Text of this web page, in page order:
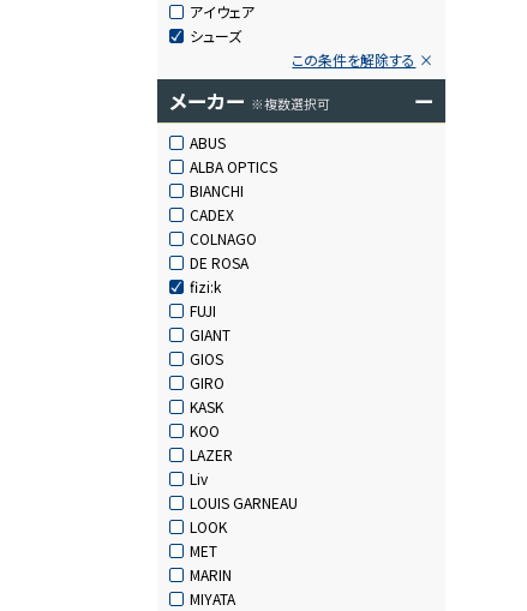
アイウェア
シューズ
この条件を解除する
メーカー ※複数選択可 ー
ABUS
ALBA OPTICS
BIANCHI
CADEX
COLNAGO
DE ROSA
fizi:k
FUJI
GIANT
GIOS
GIRO
KASK
KOO
LAZER
Liv
LOUIS GARNEAU
LOOK
MET
MARIN
MIYATA